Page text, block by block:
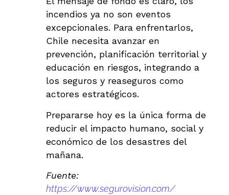
incendios ya no son eventos
excepcionales. Para enfrentarlos,
Chile necesita avanzar en
prevención, planificación territorial y
educación en riesgos, integrando a
los seguros y reaseguros como
actores estratégicos.
Prepararse hoy es la única forma de
reducir el impacto humano, social y
económico de los desastres del
mañana.
Fuente:
https://www.segurovision.com/